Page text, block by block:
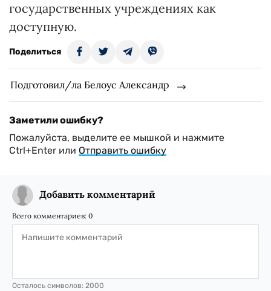
государственных учреждениях как
доступную.
Поделиться
Подготовил/ла Белоус Александр
Заметили ошибку?
Пожалуйста, выделите ее мышкой и нажмите
Ctrl+Enter или Отправить ошибку
Добавить комментарий
Всего комментариев: 0
Осталось символов: 2000